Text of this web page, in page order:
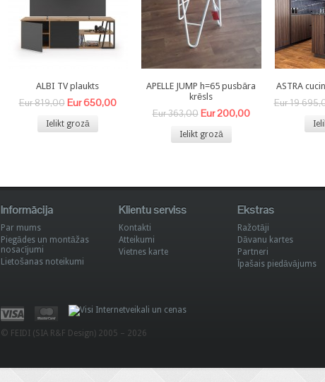
ALBI TV plaukts
Eur 819,00 Eur 650,00
Ielikt grozā
APELLE JUMP h=65 pusbāra
krēsls
Eur 363,00 Eur 200,00
Ielikt grozā
ASTRA
Eur 19
Informācija
Par mums
Piegādes un montāžas
nosacījumi
Lietošanas noteikumi
Klientu serviss
Kontakti
Atteikumi
Vietnes karte
Ekstras
Ražotāji
Dāvanu kartes
Partneri
Īpašais piedāvājums
© FEIDI (SIA R&F Design) 2005 – 2026